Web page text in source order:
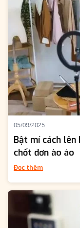
05/09/2025
Bật mí cách
chốt đơn ào ào
Đọc thêm